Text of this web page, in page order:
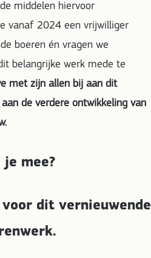
middelen hiervoor
vanaf 2024 een vrijwilliger
boeren én vragen we
belangrijke werk mede te
met zijn allen bij aan dit
de verdere ontwikkeling van
je mee?
voor dit vernieuwende